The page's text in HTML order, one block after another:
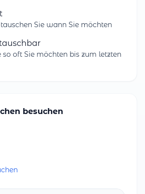
tauschen Sie wann Sie möchten
so oft Sie möchten bis zum letzten
besuchen